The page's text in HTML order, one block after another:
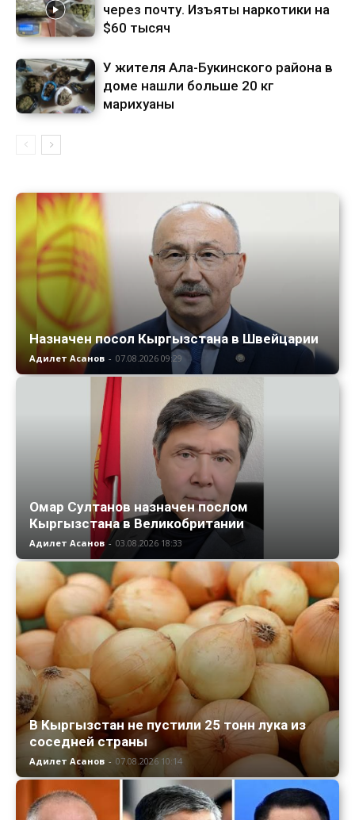
через почту. Изъяты наркотики на
$60 тысяч
У жителя Ала-Букинского района в
доме нашли больше 20 кг
марихуаны
Назначен посол Кыргызстана в Швейцарии
Адилет Асанов - 07.08.2026 09:29
Омар Султанов назначен послом
Кыргызстана в Великобритании
Адилет Асанов - 03.08.2026 18:33
В Кыргызстан не пустили 25 тонн лука из
соседней страны
Адилет Асанов - 07.08.2026 10:14